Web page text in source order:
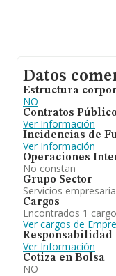
Datos
Estructura
NO
Contratos
Ver Información
Incidencias de
Ver Información
Operaciones
No constan
Grupo Sector
Servicios
Cargos
Encontrados 1
Ver cargos de
Ver Información
Cotiza en Bolsa
NO